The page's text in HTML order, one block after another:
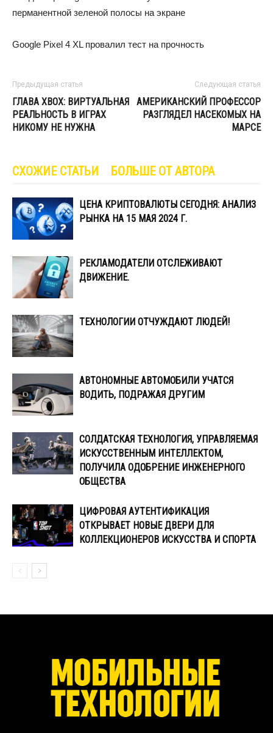
перманентной зеленой полосы на экране
Google Pixel 4 XL провалил тест на прочность
Предыдущая статья
ГЛАВА XBOX: ВИРТУАЛЬНАЯ
РЕАЛЬНОСТЬ В ИГРАХ
НИКОМУ НЕ НУЖНА
Следующая статья
АМЕРИКАНСКИЙ ПРОФЕССОР
РАЗГЛЯДЕЛ НАСЕКОМЫХ НА
МАРСЕ
СХОЖИЕ СТАТЬИ БОЛЬШЕ ОТ АВТОРА
ЦЕНА КРИПТОВАЛЮТЫ СЕГОДНЯ: АНАЛИЗ
РЫНКА НА 15 МАЯ 2024 Г.
РЕКЛАМОДАТЕЛИ ОТСЛЕЖИВАЮТ
ДВИЖЕНИЕ.
ТЕХНОЛОГИИ ОТЧУЖДАЮТ ЛЮДЕЙ!
АВТОНОМНЫЕ АВТОМОБИЛИ УЧАТСЯ
ВОДИТЬ, ПОДРАЖАЯ ДРУГИМ
СОЛДАТСКАЯ ТЕХНОЛОГИЯ, УПРАВЛЯЕМАЯ
ИСКУССТВЕННЫМ ИНТЕЛЛЕКТОМ,
ПОЛУЧИЛА ОДОБРЕНИЕ ИНЖЕНЕРНОГО
ОБЩЕСТВА
ЦИФРОВАЯ АУТЕНТИФИКАЦИЯ
ОТКРЫВАЕТ НОВЫЕ ДВЕРИ ДЛЯ
КОЛЛЕКЦИОНЕРОВ ИСКУССТВА И СПОРТА